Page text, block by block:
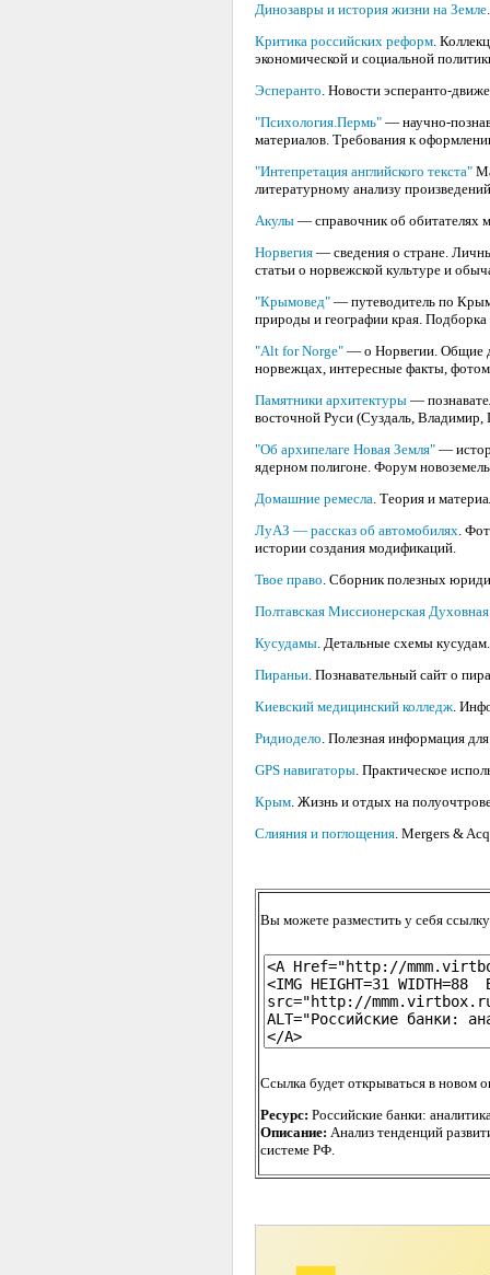
Динозавры и история жизни на Земле
Критика российских реформ .
экономической и социальной
Эсперанто . Новости эсперанто-
"Психология.Пермь" — научно-
материалов. Требования к
"Интепретация английского текста"
литературному анализу
Акулы — справочник об обитателях
Норвегия — сведения о стране.
статьи о норвежской культуре и
"Крымовед" — путеводитель по
природы и географии края.
"Alt for Norge" — о Норвегии. Общие
норвежцах, интересные факты,
Памятники архитектуры —
восточной Руси (Суздаль,
"Об архипелаге Новая Земля" —
ядерном полигоне. Форум
Домашние ремесла . Теория и
ЛуАЗ — рассказ об автомобилях .
истории создания модификаций.
Твое право . Сборник полезных
Полтавская Миссионерская
Кусудамы . Детальные схемы кусудам.
Пираньи . Познавательный сайт о
Киевский медицинский колледж .
Ридиодело . Полезная информация
GPS навигаторы . Практическое
Крым . Жизнь и отдых на
Слияния и поглощения . Mergers &
Вы можете разместить у себя
Ссылка будет открываться в новом
Ресурс: Российские банки:
Описание: Анализ тенденций
системе РФ.